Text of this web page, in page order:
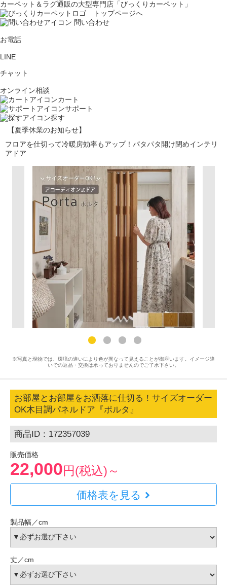
カーペット＆ラグ通販の大型専門店「びっくりカーペット」
問い合わせ
お電話
LINE
チャット
オンライン相談
カート
サポート
探す
【夏季休業のお知らせ】
フロアを仕切って冷暖房効率もアップ！パタパタ開け閉めインテリ
アドア
※写真と現物では、環境の違いにより色が異なって見えることが御座います。イメージ違
いでの返品・交換は承っておりませんのでご了承下さい。
お部屋とお部屋をお洒落に仕切る！サイズオーダー
OK木目調パネルドア『ポルタ』
商品ID：172357039
販売価格
22,000円(税込)～
価格表を見る
製品幅／cm
丈／cm